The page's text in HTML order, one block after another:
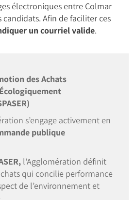
électroniques entre Colmar
Afin de faciliter ces
un courriel valide.
des Achats
s’engage activement en
publique
l'Agglomération définit
qui concilie performance
de l’environnement et